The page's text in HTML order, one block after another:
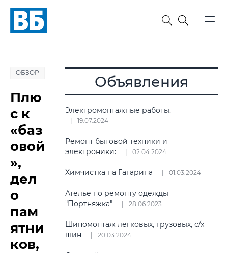
ОБЗОР
Плю
с к
«баз
овой
»,
дел
о
пам
ятни
ков,
Объявления
Электромонтажные работы.
19.07.2024
Ремонт бытовой техники и
электроники:
02.04.2024
Химчистка на Гагарина 01.03.2024
Ателье по ремонту одежды
"Портняжка"
28.06.2023
Шиномонтаж легковых, грузовых, с/х
шин
20.03.2024